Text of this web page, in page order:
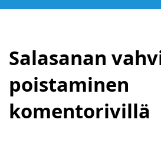
Salasanan
poistaminen
komentorivillä